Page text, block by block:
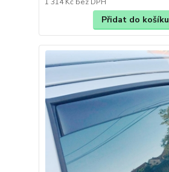
Přidat do košíku